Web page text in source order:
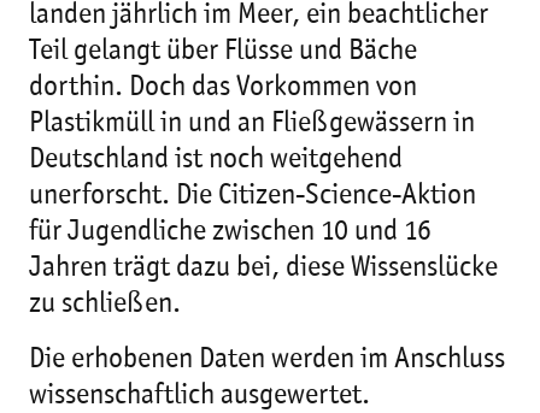
landen jährlich im Meer, ein beachtlicher
Teil gelangt über Flüsse und Bäche
dorthin. Doch das Vorkommen von
Plastikmüll in und an Fließgewässern in
Deutschland ist noch weitgehend
unerforscht. Die Citizen-Science-Aktion
für Jugendliche zwischen 10 und 16
Jahren trägt dazu bei, diese Wissenslücke
zu schließen.
Die erhobenen Daten werden im Anschluss
wissenschaftlich ausgewertet.